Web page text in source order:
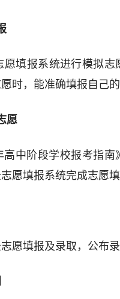
填报系统进行模拟志
时，能准确填报自己的
愿
高中阶段学校报考指
愿填报系统完成志愿填
愿填报及录取，公布录